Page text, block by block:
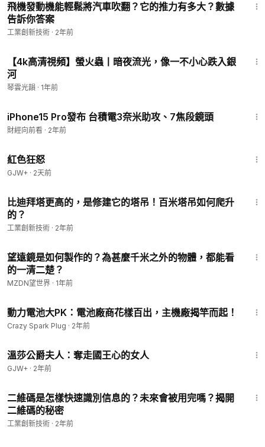
飛機發動機能輕鬆將汽車吹翻？它的推力有多大？數據
告訴你答案
工業創新技術 · 2年前
【4k高清視頻】螢火蟲丨暗夜流光，像一不小心跌入銀
河
琴雲光韻 · 1年前
iPhone15 Pro發布 台積電3奈米助攻、7焦段鏡頭
財經向前看 · 2年前
紅色狂怒
GJW+ · 2天前
比迪拜塔更高的，是修建它的塔吊！百米塔吊如何爬升
的？
工業創新技術 · 2年前
望遠鏡是如何製作的？為甚麼千米之外的物體，都能看
的一清二楚？
MZDN望世界 · 1年前
動力電池大PK：電池廠商花樣百出，主機廠揭竿而起！
Crazy Spark Plug · 2年前
溫莎公爵夫人：奪走國王心的女人
GJW+ · 2年前
二維碼是怎樣快速識別信息的？未來會被用完嗎？揭開
二維碼的秘密
工業創新技術 · 2年前